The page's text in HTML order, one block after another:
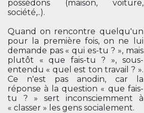
possédons (maison, voiture,
société,..).
Quand on rencontre quelqu'un
pour la première fois, on ne lui
demande pas « qui es-tu ? », mais
plutôt « que fais-tu ? », sous-
entendu « quel est ton travail ? ».
Ce n'est pas anodin, car la
réponse à la question « que fais-
tu ? » sert inconsciemment à
« classer » les gens socialement.